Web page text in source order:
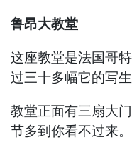
鲁昂大教堂
这座教堂是法国哥
过三十多幅它的写生
教堂正面有三扇大
节多到你看不过来。